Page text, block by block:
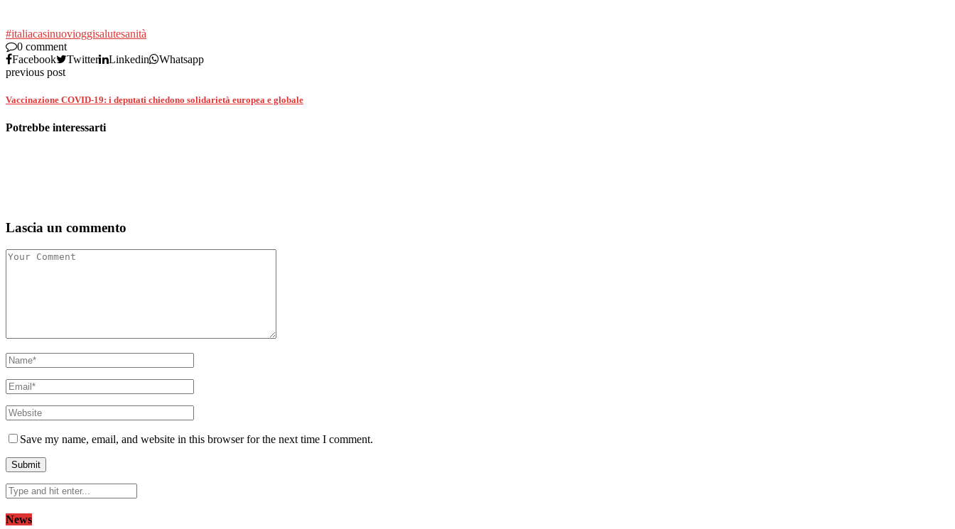
#italiacasinuovioggisalutesanità
0 comment
Facebook
Twitter Linkedin
Whatsapp
previous post
Vaccinazione COVID-19: i deputati chiedono solidarietà europea e globale
Potrebbe interessarti
Lascia un commento
Save my name, email, and website in this browser for the next time I comment.
News